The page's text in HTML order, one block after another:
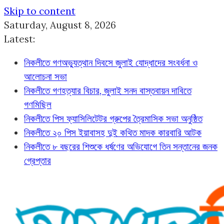
Skip to content
Saturday, August 8, 2026
Latest:
নিকলীতে গণঅভ্যুত্থান দিবসে জুলাই যোদ্ধাদের সংবর্ধনা ও
আলোচনা সভা
নিকলীতে গণহত্যার বিচার, জুলাই সনদ বাস্তবায়ন দাবিতে
গণমিছিল
নিকলীতে পিস ফ্যাসিলিটেটর গ্রুপের ত্রৈমাসিক সভা অনুষ্ঠিত
নিকলীতে ২০ পিস ইয়াবাসহ দুই কথিত মাদক কারবারি আটক
নিকলীতে ৮ বছরের শিশুকে ধর্ষণের অভিযোগে তিন সন্তানের জনক
গ্রেপ্তার